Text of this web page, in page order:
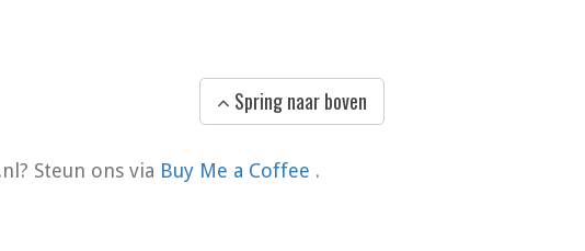
Spring naar boven
Steun ons via Buy Me a Coffee .